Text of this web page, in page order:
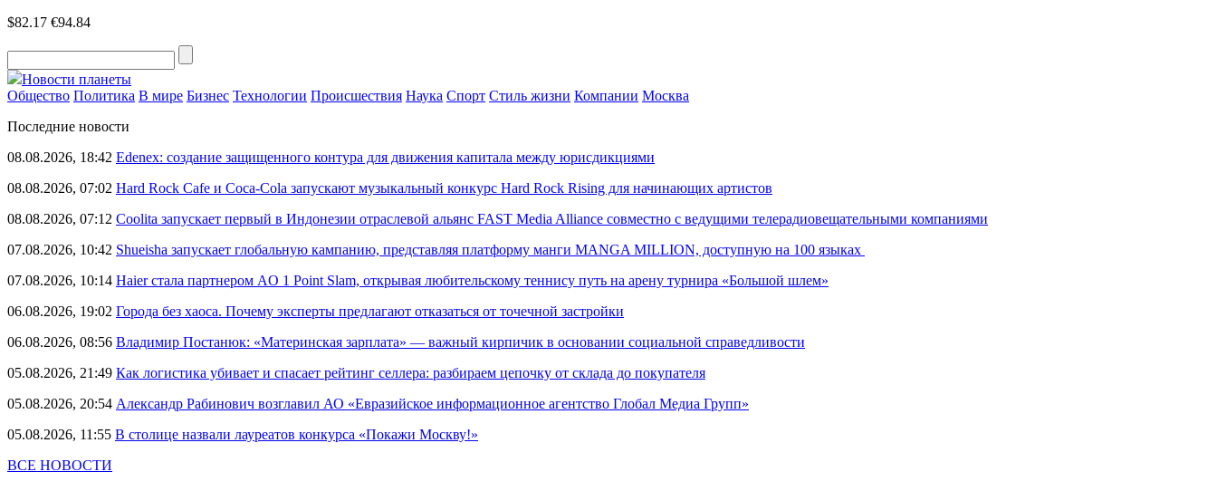
$82.17 €94.84
Новости планеты
Общество Политика В мире Бизнес Технологии Происшествия Наука Спорт Стиль жизни Компании Москва
Последние новости
08.08.2026, 18:42 Edenex: создание защищенного контура для движения капитала между юрисдикциями
08.08.2026, 07:02 Hard Rock Cafe и Coca-Cola запускают музыкальный конкурс Hard Rock Rising для начинающих артистов
08.08.2026, 07:12 Coolita запускает первый в Индонезии отраслевой альянс FAST Media Alliance совместно с ведущими телерадиовещательными компаниями
07.08.2026, 10:42 Shueisha запускает глобальную кампанию, представляя платформу манги MANGA MILLION, доступную на 100 языках
07.08.2026, 10:14 Haier стала партнером AO 1 Point Slam, открывая любительскому теннису путь на арену турнира «Большой шлем»
06.08.2026, 19:02 Города без хаоса. Почему эксперты предлагают отказаться от точечной застройки
06.08.2026, 08:56 Владимир Постанюк: «Материнская зарплата» — важный кирпичик в основании социальной справедливости
05.08.2026, 21:49 Как логистика убивает и спасает рейтинг селлера: разбираем цепочку от склада до покупателя
05.08.2026, 20:54 Александр Рабинович возглавил АО «Евразийское информационное агентство Глобал Медиа Групп»
05.08.2026, 11:55 В столице назвали лауреатов конкурса «Покажи Москву!»
ВСЕ НОВОСТИ